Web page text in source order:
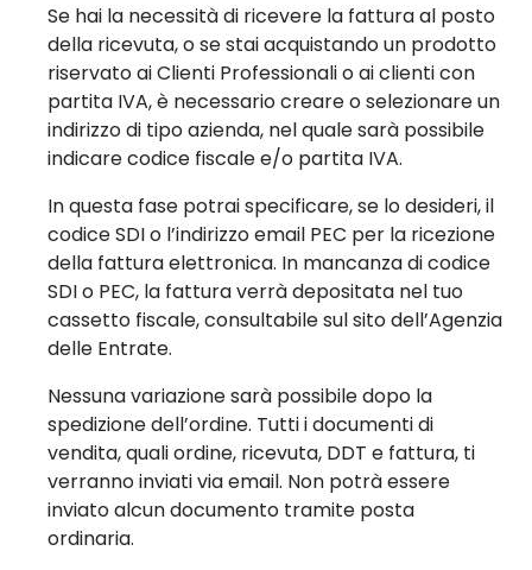
Se hai la necessità di ricevere la fattura al posto
della ricevuta, o se stai acquistando un prodotto
riservato ai Clienti Professionali o ai clienti con
partita IVA, è necessario creare o selezionare un
indirizzo di tipo azienda, nel quale sarà possibile
indicare codice fiscale e/o partita IVA.
In questa fase potrai specificare, se lo desideri, il
codice SDI o l’indirizzo email PEC per la ricezione
della fattura elettronica. In mancanza di codice
SDI o PEC, la fattura verrà depositata nel tuo
cassetto fiscale, consultabile sul sito dell’Agenzia
delle Entrate.
Nessuna variazione sarà possibile dopo la
spedizione dell’ordine. Tutti i documenti di
vendita, quali ordine, ricevuta, DDT e fattura, ti
verranno inviati via email. Non potrà essere
inviato alcun documento tramite posta
ordinaria.